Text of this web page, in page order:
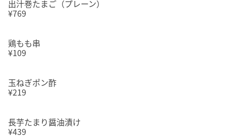
出汁巻たまご（プレーン）
¥769
鶏もも串
¥109
玉ねぎポン酢
¥219
長芋たまり醤油漬け
¥439